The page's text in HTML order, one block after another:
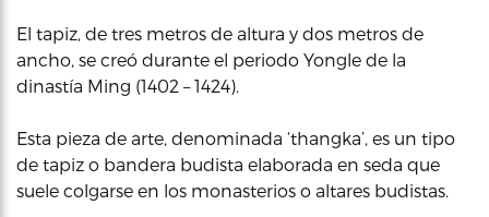
El tapiz, de tres metros de altura y dos metros de
ancho, se creó durante el periodo Yongle de la
dinastía Ming (1402 – 1424).
Esta pieza de arte, denominada ‘thangka’, es un tipo
de tapiz o bandera budista elaborada en seda que
suele colgarse en los monasterios o altares budistas.